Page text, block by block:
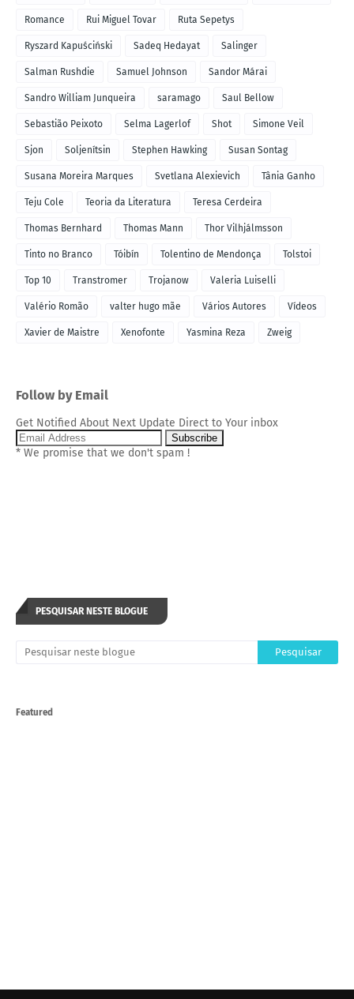
Romance Rui Miguel Tovar Ruta Sepetys
Ryszard Kapuściński Sadeq Hedayat Salinger
Salman Rushdie Samuel Johnson Sandor Márai
Sandro William Junqueira saramago Saul Bellow
Sebastião Peixoto Selma Lagerlof Shot Simone Veil
Sjon Soljenítsin Stephen Hawking Susan Sontag
Susana Moreira Marques Svetlana Alexievich Tânia Ganho
Teju Cole Teoria da Literatura Teresa Cerdeira
Thomas Bernhard Thomas Mann Thor Vilhjálmsson
Tinto no Branco Tóibín Tolentino de Mendonça Tolstoi
Top 10 Transtromer Trojanow Valeria Luiselli
Valério Romão valter hugo mãe Vários Autores Vídeos
Xavier de Maistre Xenofonte Yasmina Reza Zweig
Follow by Email
Get Notified About Next Update Direct to Your inbox
* We promise that we don't spam !
PESQUISAR NESTE BLOGUE
Featured